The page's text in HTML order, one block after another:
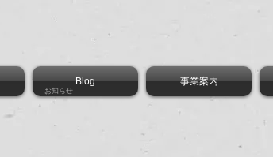
Blog 事業案内
お知らせ